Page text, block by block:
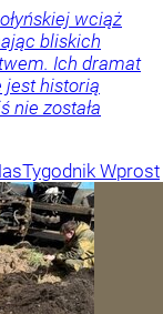
wciąż
bliskich
Ich dramat
jest historią
nie została
Tygodnik Wprost